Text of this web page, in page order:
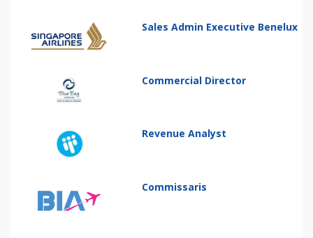
Sales Admin Executive Benelux
Commercial Director
Revenue Analyst
Commissaris